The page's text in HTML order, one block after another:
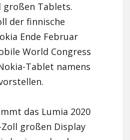
großen Tablets.
der finnische
Ende Februar
World Congress
Tablet namens
das Lumia 2020
großen Display